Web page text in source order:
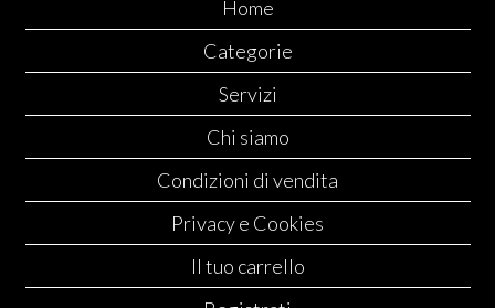
Home
Categorie
Servizi
Chi siamo
Condizioni di vendita
Privacy e Cookies
Il tuo carrello